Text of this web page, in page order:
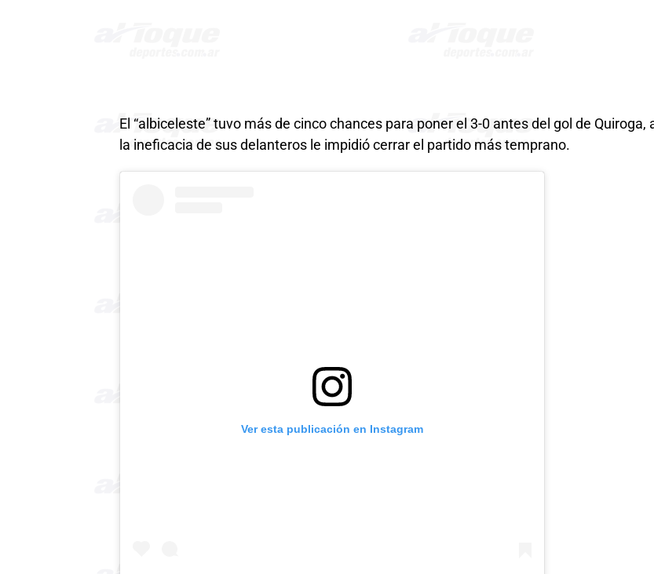
El “albiceleste” tuvo más de cinco chances para poner el 3-0 antes del gol de Quiroga,
la ineficacia de sus delanteros le impidió cerrar el partido más temprano.
Ver esta publicación en Instagram